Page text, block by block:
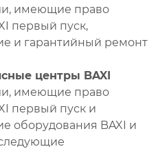
имеющие право
первый пуск,
и гарантийный ремонт
центры BAXI
имеющие право
первый пуск и
оборудования BAXI и